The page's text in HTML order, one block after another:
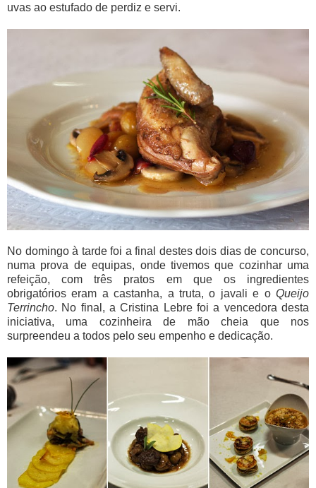
uvas ao estufado de perdiz e servi.
No domingo à tarde foi a final destes dois dias de concurso,
numa prova de equipas, onde tivemos que cozinhar uma
refeição, com três pratos em que os ingredientes
obrigatórios eram a castanha, a truta, o javali e o Queijo
Terrincho. No final, a Cristina Lebre foi a vencedora desta
iniciativa, uma cozinheira de mão cheia que nos
surpreendeu a todos pelo seu empenho e dedicação.